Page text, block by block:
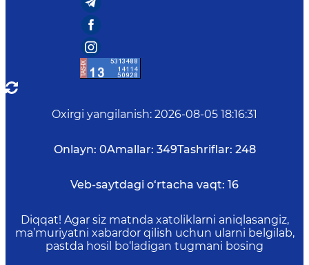
Oxirgi yangilanish: 2026-08-05 18:16:31
Onlayn: 0Amallar: 349Tashriflar: 248
Veb-saytdagi o‘rtacha vaqt: 16
Diqqat! Agar siz matnda xatoliklarni aniqlasangiz,
ma’muriyatni xabardor qilish uchun ularni belgilab,
pastda hosil bo‘ladigan tugmani bosing